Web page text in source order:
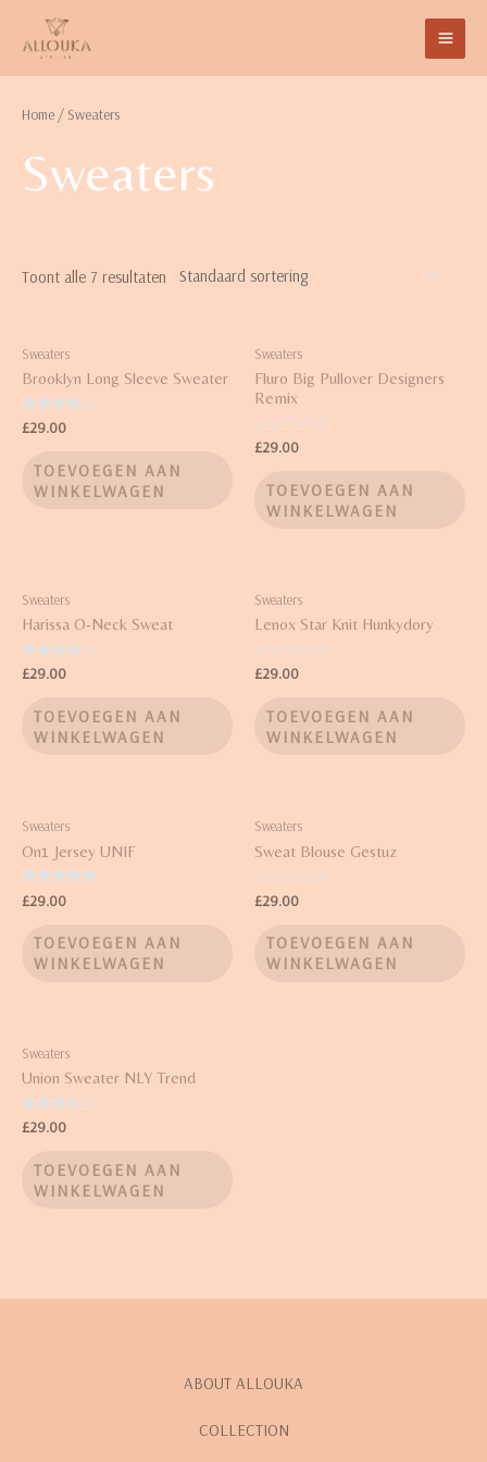
Home / Sweaters
Sweaters
Toont alle 7 resultaten
Sweaters
Brooklyn Long Sleeve Sweater
Waardering
4.00
£29.00
TOEVOEGEN AAN
WINKELWAGEN
Sweaters
Fluro Big Pullover Designers
Remix
Waardering
0
£29.00
TOEVOEGEN AAN
WINKELWAGEN
Sweaters
Harissa O-Neck Sweat
Waardering
4.00
£29.00
TOEVOEGEN AAN
WINKELWAGEN
Sweaters
Lenox Star Knit Hunkydory
Waardering
0
£29.00
TOEVOEGEN AAN
WINKELWAGEN
Sweaters
On1 Jersey UNIF
Waardering
5.00
£29.00
TOEVOEGEN AAN
WINKELWAGEN
Sweaters
Sweat Blouse Gestuz
Waardering
0
£29.00
TOEVOEGEN AAN
WINKELWAGEN
Sweaters
Union Sweater NLY Trend
Waardering
3.50
£29.00
TOEVOEGEN AAN
WINKELWAGEN
ABOUT ALLOUKA
COLLECTION